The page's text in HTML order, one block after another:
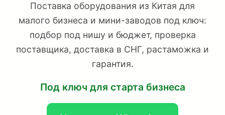
Поставка оборудования из Китая для
малого бизнеса и мини-заводов под ключ:
подбор под нишу и бюджет, проверка
поставщика, доставка в СНГ, растаможка и
гарантия.
Под ключ для старта бизнеса